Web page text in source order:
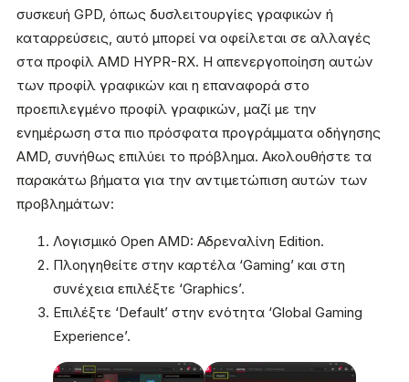
συσκευή GPD, όπως δυσλειτουργίες γραφικών ή
καταρρεύσεις, αυτό μπορεί να οφείλεται σε αλλαγές
στα προφίλ AMD HYPR-RX. Η απενεργοποίηση αυτών
των προφίλ γραφικών και η επαναφορά στο
προεπιλεγμένο προφίλ γραφικών, μαζί με την
ενημέρωση στα πιο πρόσφατα προγράμματα οδήγησης
AMD, συνήθως επιλύει το πρόβλημα. Ακολουθήστε τα
παρακάτω βήματα για την αντιμετώπιση αυτών των
προβλημάτων:
Λογισμικό Open AMD: Αδρεναλίνη Edition.
Πλοηγηθείτε στην καρτέλα ‘Gaming’ και στη
συνέχεια επιλέξτε ‘Graphics’.
Επιλέξτε ‘Default’ στην ενότητα ‘Global Gaming
Experience’.